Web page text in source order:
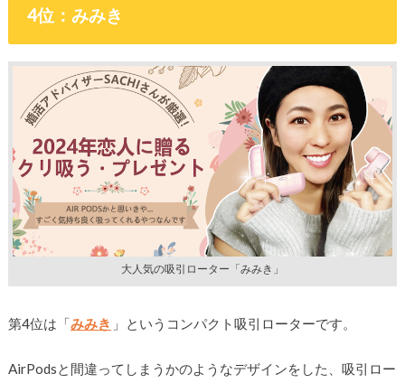
4位：みみき
大人気の吸引ローター「みみき」
第4位は「みみき 」というコンパクト吸引ローターです。
AirPodsと間違ってしまうかのようなデザインをした、吸引ロー